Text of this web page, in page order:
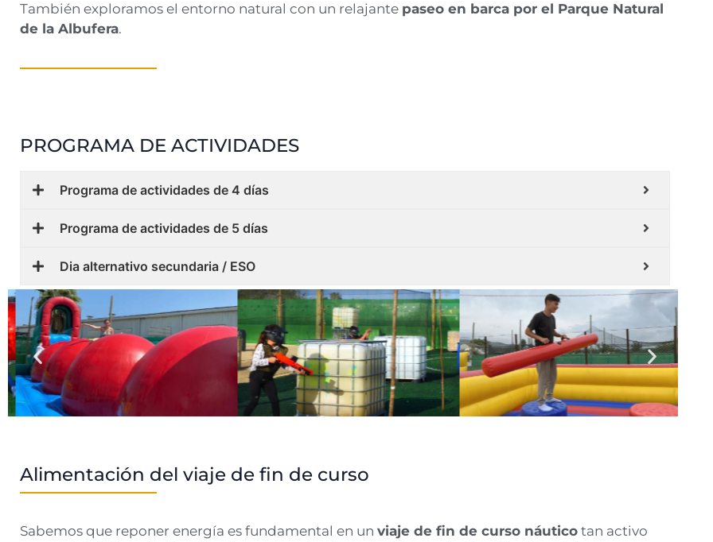
También exploramos el entorno natural con un relajante paseo en barca por el Parque Natural
de la Albufera.
PROGRAMA DE ACTIVIDADES
Programa de actividades de 4 días
Programa de actividades de 5 días
Dia alternativo secundaria / ESO
Alimentación del viaje de fin de curso
Sabemos que reponer energía es fundamental en un viaje de fin de curso náutico tan activo